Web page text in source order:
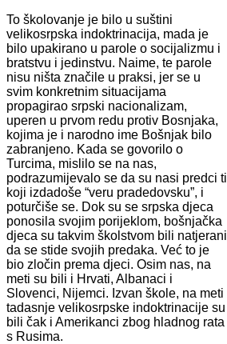
To školovanje je bilo u suštini
velikosrpska indoktrinacija, mada je
bilo upakirano u parole o socijalizmu i
bratstvu i jedinstvu. Naime, te parole
nisu ništa značile u praksi, jer se u
svim konkretnim situacijama
propagirao srpski nacionalizam,
uperen u prvom redu protiv Bosnjaka,
kojima je i narodno ime Bošnjak bilo
zabranjeno. Kada se govorilo o
Turcima, mislilo se na nas,
podrazumijevalo se da su nasi predci ti
koji izdadoše “veru pradedovsku”, i
poturčiše se. Dok su se srpska djeca
ponosila svojim porijeklom, bošnjačka
djeca su takvim školstvom bili natjerani
da se stide svojih predaka. Već to je
bio zločin prema djeci. Osim nas, na
meti su bili i Hrvati, Albanaci i
Slovenci, Nijemci. Izvan škole, na meti
tadasnje velikosrpske indoktrinacije su
bili čak i Amerikanci zbog hladnog rata
s Rusima.